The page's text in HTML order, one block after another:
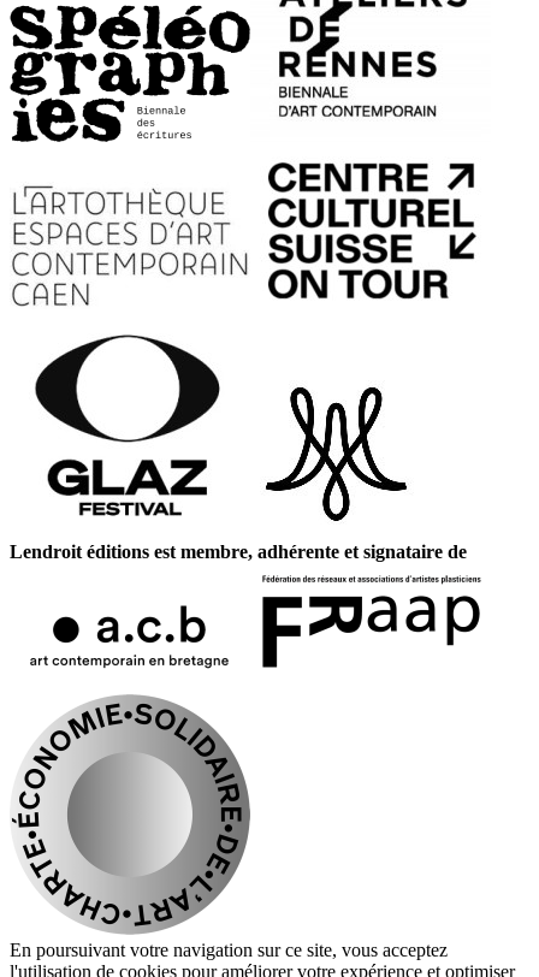
Lendroit éditions est membre, adhérente et signataire de
En poursuivant votre navigation sur ce site, vous acceptez
l'utilisation de cookies pour améliorer votre expérience et optimiser